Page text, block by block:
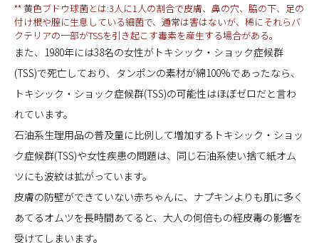
** 黄色ブドウ球菌とは:3人に1人の割合で皮膚、鼻の穴、脇の下、足の
付け根や腟に生息している細菌で、通常は害はないが、稀にそれらバ
クテリアの一部がTSSを引き起こす毒素を産生する場合がある。
また、1980年には38名の女性がトキシック・ショック症候群
(TSS)で死亡しており、タンポンの素材が綿100%であったなら、
トキシック・ショック症候群(TSS)の可能性はほぼゼロだと言わ
れています。
石油系生理用品の普及量に比例して増加するトキシック・ショッ
ク症候群(TSS)や女性疾患の問題は、同じ石油系使い捨て紙オム
ツにも波紋は拡がっています。
皮膚の防壁ができていない赤ちゃんに、ナプキンよりも肌に多く
あてるオムツを長時間あてると、大人の何倍もの経皮毒の影響を
受けてしまいます。